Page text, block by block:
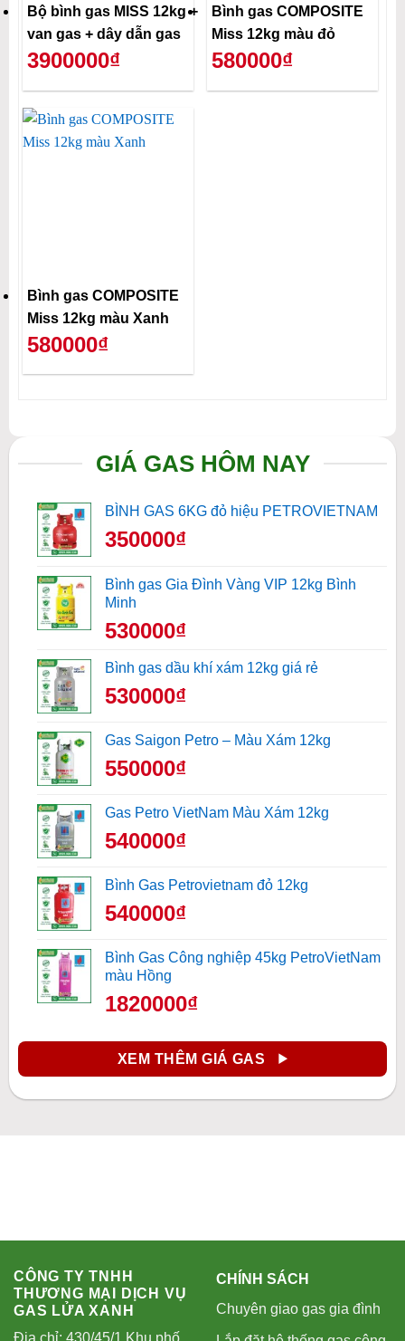
Bộ bình gas MISS 12kg +
van gas + dây dẫn gas
3900000₫
Bình gas COMPOSITE
Miss 12kg màu đỏ
580000₫
Bình gas COMPOSITE
Miss 12kg màu Xanh
580000₫
GIÁ GAS HÔM NAY
BÌNH GAS 6KG đỏ hiệu PETROVIETNAM
350000₫
Bình gas Gia Đình Vàng VIP 12kg Bình
Minh
530000₫
Bình gas dầu khí xám 12kg giá rẻ
530000₫
Gas Saigon Petro – Màu Xám 12kg
550000₫
Gas Petro VietNam Màu Xám 12kg
540000₫
Bình Gas Petrovietnam đỏ 12kg
540000₫
Bình Gas Công nghiệp 45kg PetroVietNam
màu Hồng
1820000₫
XEM THÊM GIÁ GAS
CÔNG TY TNHH
THƯƠNG MẠI DỊCH VỤ
GAS LỬA XANH
CHÍNH SÁCH
Chuyên giao gas gia đình